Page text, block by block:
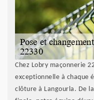
Chez Lobry maçonnerie
exceptionnelle à chaque
clôture à Langourla. De